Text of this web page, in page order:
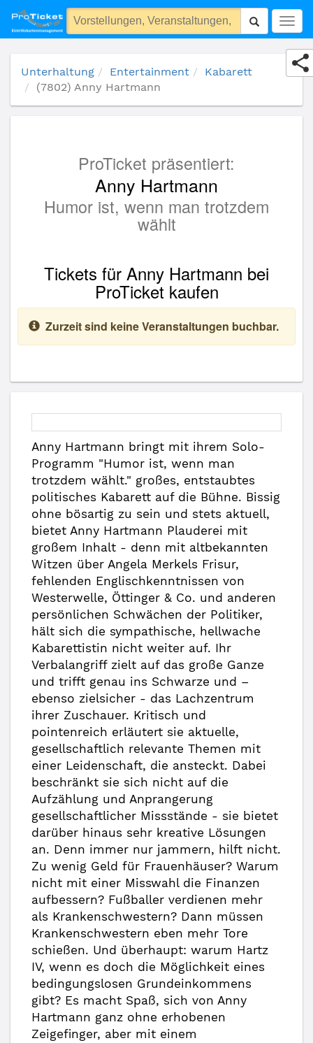
(7802) Anny Hartmann
Unterhaltung Entertainment
Kabarett
(7802) Anny Hartmann
ProTicket präsentiert:
Anny Hartmann
Humor ist, wenn man trotzdem
wählt
Tickets für Anny Hartmann bei
ProTicket kaufen
Zurzeit sind keine Veranstaltungen buchbar.
Anny Hartmann bringt mit ihrem Solo-
Programm "Humor ist, wenn man
trotzdem wählt." großes, entstaubtes
politisches Kabarett auf die Bühne. Bissig
ohne bösartig zu sein und stets aktuell,
bietet Anny Hartmann Plauderei mit
großem Inhalt - denn mit altbekannten
Witzen über Angela Merkels Frisur,
fehlenden Englischkenntnissen von
Westerwelle, Öttinger & Co. und anderen
persönlichen Schwächen der Politiker,
hält sich die sympathische, hellwache
Kabarettistin nicht weiter auf. Ihr
Verbalangriff zielt auf das große Ganze
und trifft genau ins Schwarze und –
ebenso zielsicher - das Lachzentrum
ihrer Zuschauer. Kritisch und
pointenreich erläutert sie aktuelle,
gesellschaftlich relevante Themen mit
einer Leidenschaft, die ansteckt. Dabei
beschränkt sie sich nicht auf die
Aufzählung und Anprangerung
gesellschaftlicher Missstände - sie bietet
darüber hinaus sehr kreative Lösungen
an. Denn immer nur jammern, hilft nicht.
Zu wenig Geld für Frauenhäuser? Warum
nicht mit einer Misswahl die Finanzen
aufbessern? Fußballer verdienen mehr
als Krankenschwestern? Dann müssen
Krankenschwestern eben mehr Tore
schießen. Und überhaupt: warum Hartz
IV, wenn es doch die Möglichkeit eines
bedingungslosen Grundeinkommens
gibt? Es macht Spaß, sich von Anny
Hartmann ganz ohne erhobenen
Zeigefinger, aber mit einem